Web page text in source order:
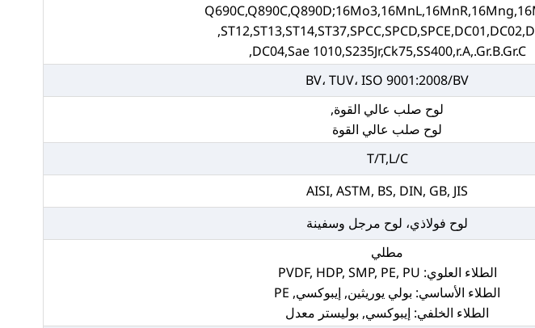
DC04,Sae 1010,S235Jr,Ck75,SS400,r.A,.Gr.B.Gr.C,
BV، TUV، ISO 9001:2008/BV
لوح صلب عالي القوة,
لوح صلب عالي القوة
T/T,L/C
AISI, ASTM, BS, DIN, GB, JIS
لوح فولاذي، لوح مرجل وسفينة
مطلي
الطلاء العلوي: PVDF, HDP, SMP, PE, PU
الطلاء الأساسي: بولي يوريثين, إيبوكسي, PE
الطلاء الخلفي: إيبوكسي, بوليستر معدل